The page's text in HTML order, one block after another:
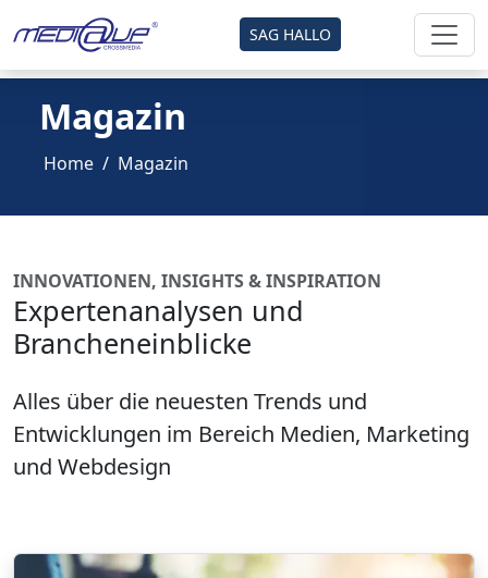
SAG HALLO
Magazin
Home Magazin
INNOVATIONEN, INSIGHTS & INSPIRATION
Expertenanalysen und
Brancheneinblicke
Alles über die neuesten Trends und
Entwicklungen im Bereich Medien, Marketing
und Webdesign